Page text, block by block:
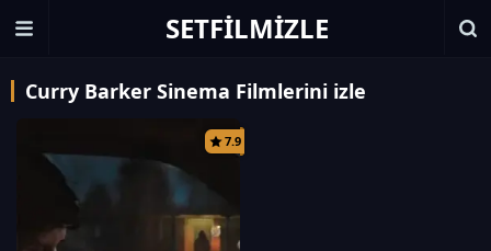
SETFILMIZLE
Curry Barker Sinema Filmlerini izle
7.9